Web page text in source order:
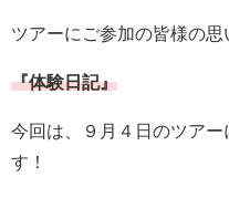
ツアーにご参加の皆様の思
『体験日記』
今回は、９月４日のツア
す！